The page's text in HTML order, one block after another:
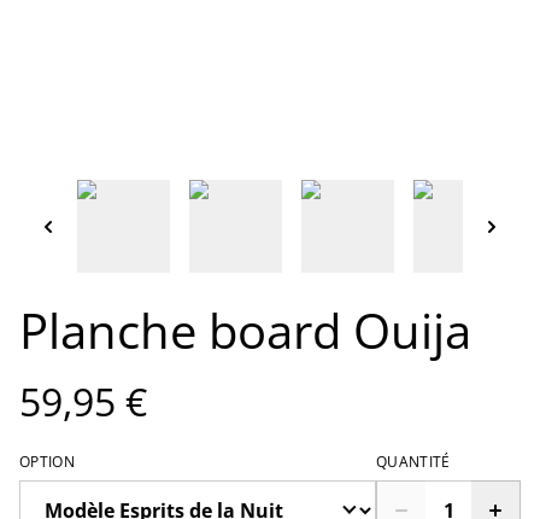
Planche board Ouija
59,95 €
OPTION QUANTITÉ